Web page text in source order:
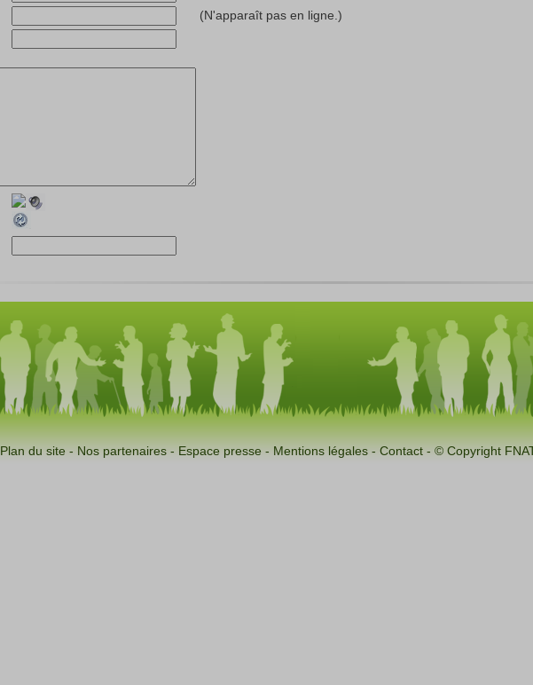
(N'apparaît pas en ligne.)
Plan du site- Nos partenaires- Espace presse- Mentions légales- Contact- © Copyright